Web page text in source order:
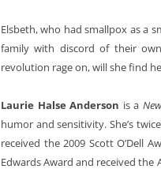
Elsbeth, who had smallpox as a
family with discord of their
revolution rage on, will she find
Laurie Halse Anderson is a
humor and sensitivity. She’s
received the 2009 Scott O’Dell
Edwards Award and received